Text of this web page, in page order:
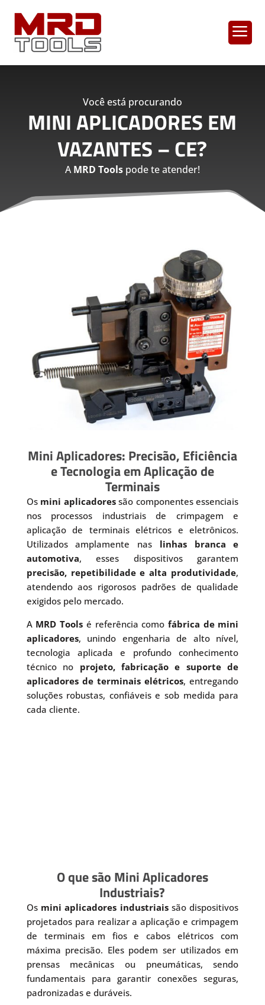
a
Você está procurando
MINI APLICADORES EM
VAZANTES – CE?
AMRD Toolspode te atender!
Mini Aplicadores: Precisão, Eficiência
e Tecnologia em Aplicação de
Terminais
Os mini aplicadoressão componentes essenciais
nos processos industriais de crimpagem e
aplicação de terminais elétricos e eletrônicos.
Utilizados amplamente nas linhas branca e
automotiva, esses dispositivos garantem
precisão, repetibilidade e alta produtividade,
atendendo aos rigorosos padrões de qualidade
exigidos pelo mercado.
A MRD Tools é referência como fábrica de mini
aplicadores, unindo engenharia de alto nível,
tecnologia aplicada e profundo conhecimento
técnico no projeto, fabricação e suporte de
aplicadores de terminais elétricos, entregando
soluções robustas, confiáveis e sob medida para
cada cliente.
O que são Mini Aplicadores
Industriais?
Os mini aplicadores industriaissão dispositivos
projetados para realizar a aplicação e crimpagem
de terminais em fios e cabos elétricos com
máxima precisão. Eles podem ser utilizados em
prensas mecânicas ou pneumáticas, sendo
fundamentais para garantir conexões seguras,
padronizadas e duráveis.